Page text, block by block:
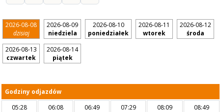
2026-08-08
dzisiaj
2026-08-09
niedziela
2026-08-10
poniedziałek
2026-08-11
wtorek
2026-08-12
środa
2026-08-13
czwartek
2026-08-14
piątek
Godziny odjazdów
05:28
06:08 06:49 07:29 08:09
08:49